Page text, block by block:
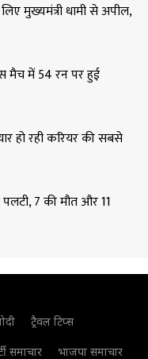
मुख्यमंत्री धामी से अपील,
मैच में 54 रन पर हुई
हो रही करियर की सबसे
पलटी, 7 की मौत और 11
ट्रैवल टिप्स
समाचार भाजपा समाचार